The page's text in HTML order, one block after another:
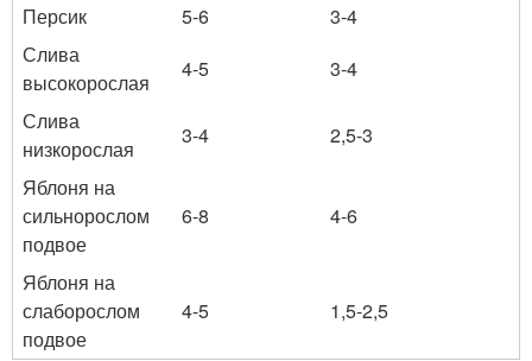
Персик 5-6
3-4
Слива
высокорослая
4-5
3-4
Слива
низкорослая
3-4
2,5-3
Яблоня на
сильнорослом
подвое
6-8 4-6
Яблоня на
слаборослом
подвое
4-5 1,5-2,5